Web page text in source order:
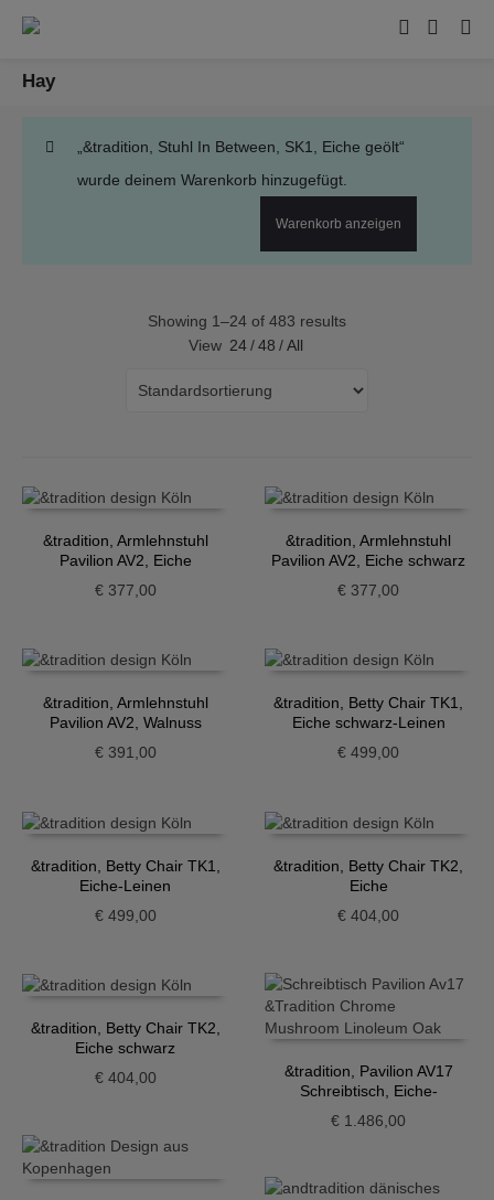
Hay
„&tradition, Stuhl In Between, SK1, Eiche geölt“
wurde deinem Warenkorb hinzugefügt.
Warenkorb anzeigen
Showing 1–24 of 483 results
View 24 / 48 / All
&tradition, Armlehnstuhl
Pavilion AV2, Eiche
€377,00
&tradition, Armlehnstuhl
Pavilion AV2, Eiche schwarz
€ 377,00
&tradition, Armlehnstuhl
Pavilion AV2, Walnuss
€391,00
&tradition, Betty Chair TK1,
Eiche schwarz-Leinen
€ 499,00
&tradition, Betty Chair TK1,
Eiche-Leinen
€499,00
&tradition, Betty Chair TK2,
Eiche
€ 404,00
&tradition, Betty Chair TK2,
Eiche schwarz
€404,00
&tradition, Pavilion AV17
Schreibtisch, Eiche-
€ 1.486,00